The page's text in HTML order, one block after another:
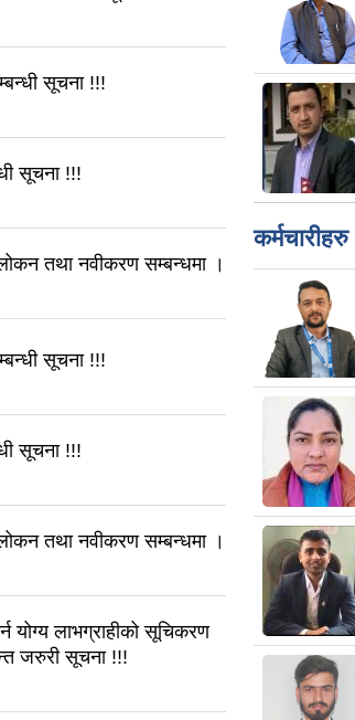
सूचना !!!
सूचना !!!
तथा नवीकरण सम्बन्धमा ।
सूचना !!!
सूचना !!!
तथा नवीकरण सम्बन्धमा ।
योग्य लाभग्राहीको सूचिकरण
जरुरी सूचना !!!
कर्मचारीहरु